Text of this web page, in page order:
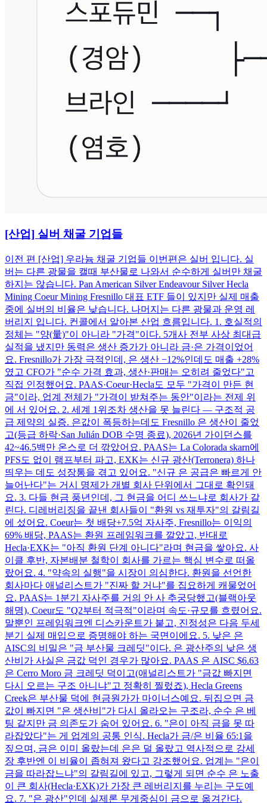
[산업] 실버 채굴 기업들
이전 편 [산업] 우라늄 채굴 기업들 이번편은 실버 입니다. 실
버는 다른 광물을 캘때 부산물로 나와서 순수하게 실버만 채굴
하지는 않습니다. Pan American Silver Endeavour Silver Hecla
Mining Coeur Mining Fresnillo 대표 ETF 들이 있지만 실제 매출
중에 실버의 비율은 낮습니다. 나머지는 다른 광물과 운영 레
버리지 입니다. 컨콜에서 알아본 산업 흐름입니다. 1. 호실적의
정체는 "양(量)"이 아니라 "가격"이다. 5개사 전부 사상 최대급
실적을 냈지만 동력은 생산 증가가 아니라 금·은 가격이었어
요. Fresnillo가 가장 극적인데, 은 생산 −12%인데도 매출 +28%
였고 CFO가 "순수 가격 효과, 생산·판매는 오히려 줄었다"고
직접 인정했어요. PAAS·Coeur·Hecla도 모두 "가격이 만든 현
금"이라, 업계 전체가 "가격이 받쳐주는 동안"이라는 전제 위
에 서 있어요. 2. 세계 1위조차 생산을 못 늘린다 — 구조적 공
급 제약의 실증. 은값이 폭등하는데도 Fresnillo 은 생산이 줄었
고(등급 하락·San Julián DOB 수명 종료), 2026년 가이던스를
42~46.5백만 온스로 더 깎았어요. PAAS는 La Colorada skarn에
PFS도 없이 램프부터 파고, EXK는 신규 광산(Terronera) 하나
띄우는 데도 성장통을 겪고 있어요. "신규 은 공급은 빠르게 안
늘어난다"는 거시 명제가 개별 회사 단위에서 그대로 확인돼
요. 3. 다들 현금 풍년인데, 그 현금을 어디 쓰느냐로 회사가 갈
린다. 디레버리징을 끝낸 회사들이 "환원 vs 재투자"의 갈림길
에 섰어요. Coeur는 첫 배당+7.5억 자사주, Fresnillo는 이익의
69% 배당, PAAS는 환원 프레임워크를 깔았고, 반대로
Hecla·EXK는 "아직 환원 단계 아니다"라며 현금을 쌓아요. 사
이클 후반, 자본배분 철학이 회사를 가르는 핵심 변수로 떠올
랐어요. 4. "약속의 실행"을 시장이 의심한다. 환원을 선언한
회사마다 애널리스트가 "진짜 할 거냐"를 집요하게 캐물었어
요. PAAS는 1분기 자사주를 거의 안 사 추궁당했고(블랙아웃
해명), Coeur도 "Q2부터 적극적"이라며 속도·규모를 흐렸어요.
말뿐인 프레임워크엔 디스카운트가 붙고, 진정성은 다음 두세
분기 실제 매입으로 증명해야 하는 국면이에요. 5. 낮은 은
AISC의 비밀은 "금 부산물 크레딧"이다. 은 광산주의 낮은 생
산비가 사실은 금값 덕인 경우가 많아요. PAAS 은 AISC $6.63
은 Cerro Moro 금 크레딧 덕이고(애널리스트가 "금값 빠지면
다시 오르는 구조 아니냐"고 정확히 찔렀죠), Hecla Greens
Creek은 부산물 덕에 현금원가가 마이너스예요. 뒤집으면 금
값이 빠지면 "은 생산비"가 다시 올라오는 구조라, 순수 은 베
팅 같지만 금 의존도가 숨어 있어요. 6. "은이 아직 금을 못 따
라잡았다"는 게 업계의 공통 인식. Hecla가 금/은 비율 65:1을
짚으며, 금은 이미 올랐는데 은은 덜 올랐고 역사적으로 강세
장 후반엔 이 비율이 좁혀져 왔다고 강조했어요. 업계는 "은이
금을 따라잡느냐"의 갈림길에 있고, 그렇게 되면 순수 은 노출
이 큰 회사(Hecla·EXK)가 가장 큰 레버리지를 누리는 구도예
요. 7. "은 광산"인데 실제론 무게중심이 금으로 옮겨간다.